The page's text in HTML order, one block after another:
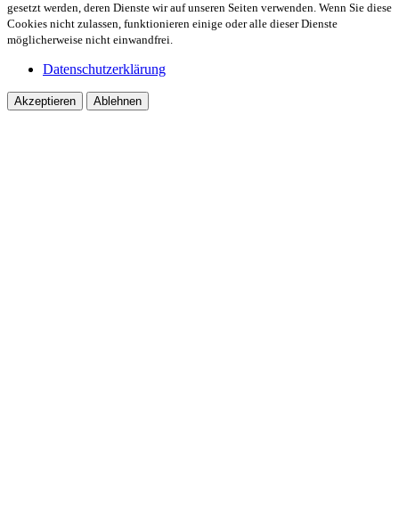
gesetzt werden, deren Dienste wir auf unseren Seiten verwenden. Wenn Sie diese
Cookies nicht zulassen, funktionieren einige oder alle dieser Dienste
möglicherweise nicht einwandfrei.
Datenschutzerklärung
Akzeptieren Ablehnen